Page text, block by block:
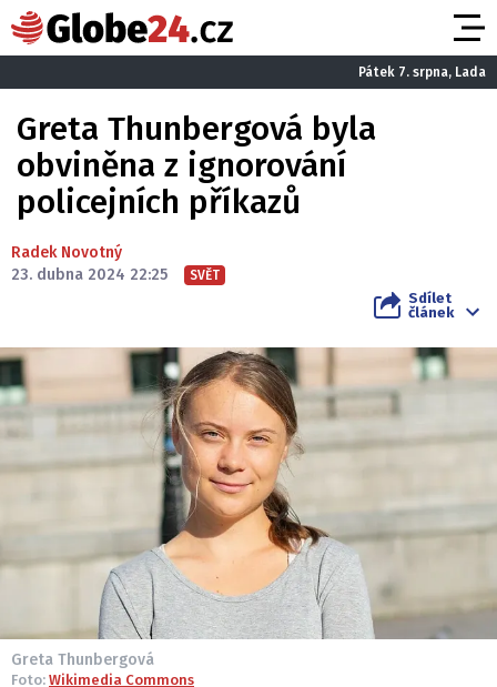
Pátek 7. srpna, Lada
Greta Thunbergová byla
obviněna z ignorování
policejních příkazů
Radek Novotný
23. dubna 2024 22:25
SVĚT
Sdílet
článek
Greta Thunbergová
Foto: Wikimedia Commons